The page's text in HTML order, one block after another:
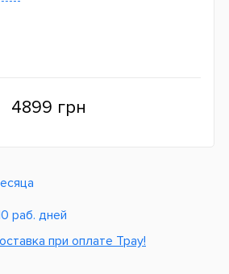
4899 грн
раб. дней
при оплате Tpay!